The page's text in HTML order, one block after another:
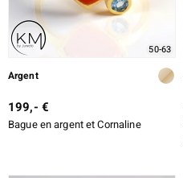
50-63
Argent
199,- €
Bague en argent et Cornaline